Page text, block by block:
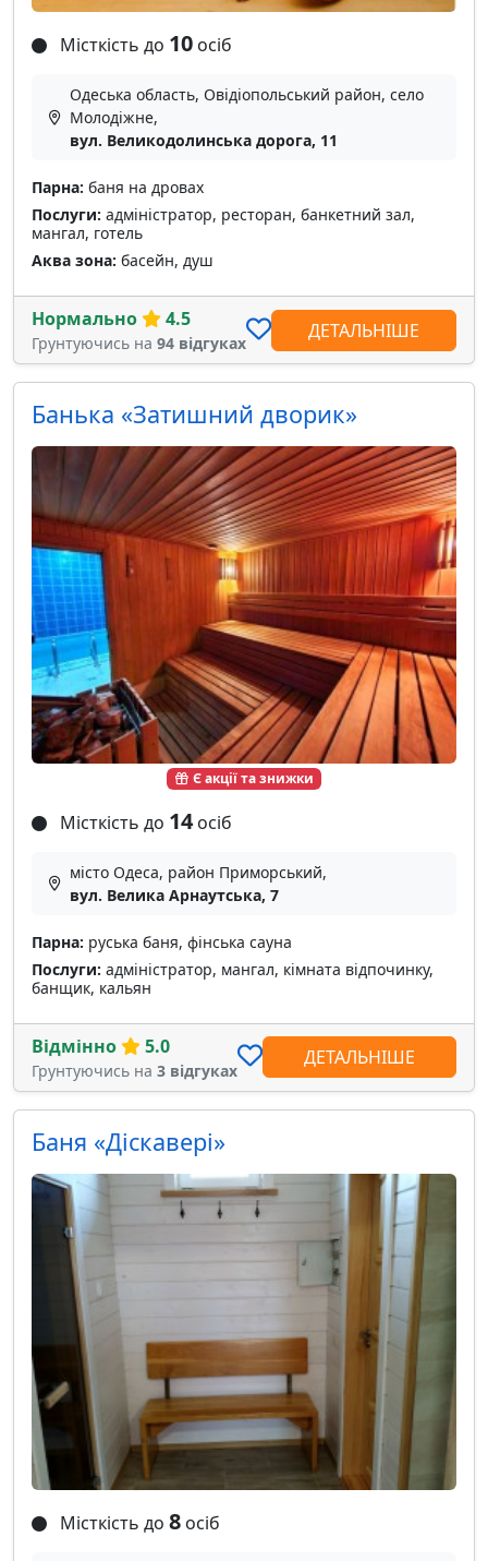
Місткість до 10 осіб
Одеська область, Овідіопольський район, село
Молодіжне,
вул. Великодолинська дорога, 11
Парна: баня на дровах
Послуги: адміністратор, ресторан, банкетний зал,
мангал, готель
Аква зона: басейн, душ
Нормально 4.5
Грунтуючись на 94 відгуках
ДЕТАЛЬНІШЕ
Є акції та знижки
Банька «Затишний дворик»
Місткість до 14 осіб
місто Одеса, район Приморський,
вул. Велика Арнаутська, 7
Парна: руська баня, фінська сауна
Послуги: адміністратор, мангал, кімната відпочинку,
банщик, кальян
Відмінно 5.0
Грунтуючись на 3 відгуках
ДЕТАЛЬНІШЕ
Баня «Діскавері»
Місткість до 8 осіб